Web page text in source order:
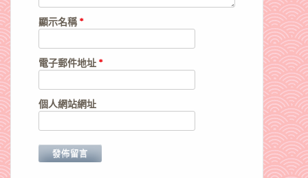
顯示名稱*
電子郵件地址 *
個人網站網址